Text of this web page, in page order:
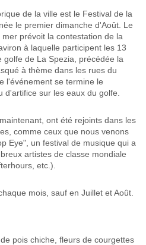
de la ville est le Festival de la
le premier dimanche d'Août. Le
prévoit la contestation de la
à laquelle participent les 13
golfe de La Spezia, précédée la
à thème dans les rues du
l'événement se termine le
d'artifice sur les eaux du golfe.
ont été rejoints dans les
comme ceux que nous venons
Eye", un festival de musique qui a
artistes de classe mondiale
etc.).
mois, sauf en Juillet et Août.
pois chiche, fleurs de courgettes